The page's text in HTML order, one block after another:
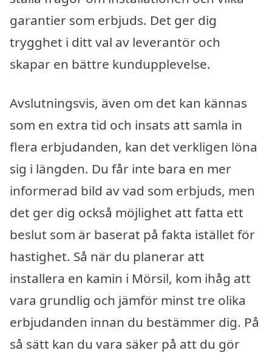
garantier som erbjuds. Det ger dig
trygghet i ditt val av leverantör och
skapar en bättre kundupplevelse.
Avslutningsvis, även om det kan kännas
som en extra tid och insats att samla in
flera erbjudanden, kan det verkligen löna
sig i längden. Du får inte bara en mer
informerad bild av vad som erbjuds, men
det ger dig också möjlighet att fatta ett
beslut som är baserat på fakta istället för
hastighet. Så när du planerar att
installera en kamin i Mörsil, kom ihåg att
vara grundlig och jämför minst tre olika
erbjudanden innan du bestämmer dig. På
så sätt kan du vara säker på att du gör